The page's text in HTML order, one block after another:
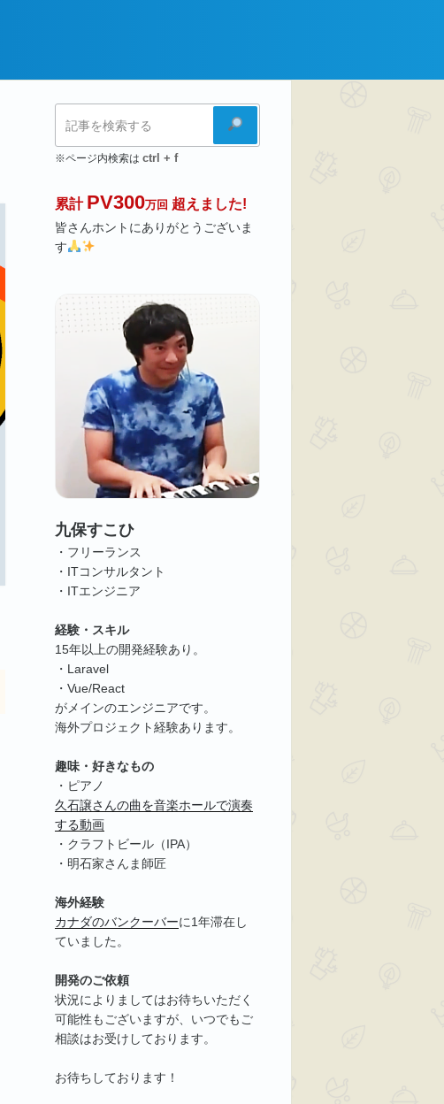
検
索
※ページ内検索は ctrl + f
累計 PV300万回 超えました!
皆さんホントにありがとうございま
す
九保すこひ
・フリーランス
・ITコンサルタント
・ITエンジニア
経験・スキル
15年以上の開発経験あり。
・Laravel
・Vue/React
がメインのエンジニアです。
海外プロジェクト経験あります。
趣味・好きなもの
・ピアノ
久石譲さんの曲を音楽ホールで演奏
する動画
・クラフトビール（IPA）
・明石家さんま師匠
海外経験
カナダのバンクーバーに1年滞在し
ていました。
開発のご依頼
状況によりましてはお待ちいただく
可能性もございますが、いつでもご
相談はお受けしております。
お待ちしております！